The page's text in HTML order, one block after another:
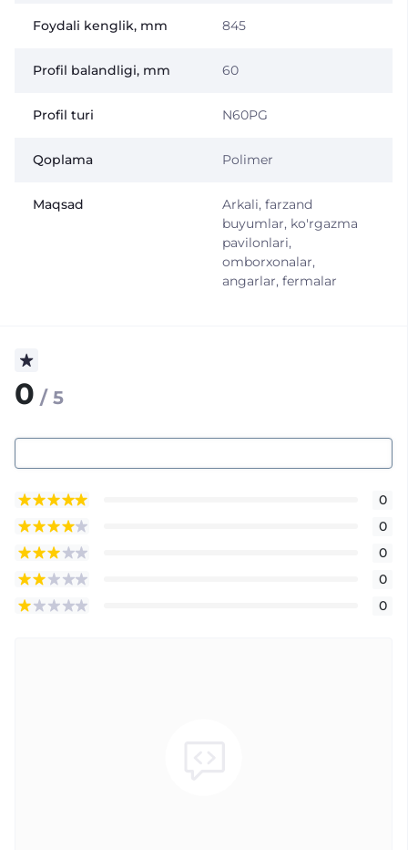
Foydali kenglik, mm 845
Profil balandligi, mm 60
Profil turi N60PG
Qoplama Polimer
Maqsad
Arkali, farzand
buyumlar, ko'rgazma
pavilonlari,
omborxonalar,
angarlar, fermalar
0 / 5
0
0
0
0
0